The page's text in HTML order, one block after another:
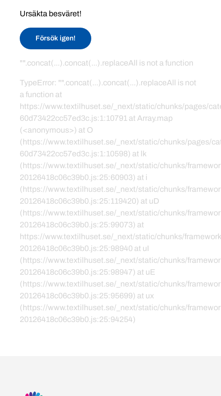
Ursäkta besväret!
Försök igen!
"".concat(...).concat(...).replaceAll is not a function
TypeError: "".concat(...).concat(...).replaceAll is not
a function at
https://www.textilhuset.se/_next/static/chunks/pages/
60d73422cc57ed3c.js:1:10791 at Array.map
(<anonymous>) at O
(https://www.textilhuset.se/_next/static/chunks/pages/
60d73422cc57ed3c.js:1:10598) at lk
(https://www.textilhuset.se/_next/static/chunks/
20126418c06c39b0.js:25:60903) at i
(https://www.textilhuset.se/_next/static/chunks/
20126418c06c39b0.js:25:119420) at uD
(https://www.textilhuset.se/_next/static/chunks/
20126418c06c39b0.js:25:99073) at
https://www.textilhuset.se/_next/static/chunks/
20126418c06c39b0.js:25:98940 at uI
(https://www.textilhuset.se/_next/static/chunks/
20126418c06c39b0.js:25:98947) at uE
(https://www.textilhuset.se/_next/static/chunks/
20126418c06c39b0.js:25:95699) at ux
(https://www.textilhuset.se/_next/static/chunks/
20126418c06c39b0.js:25:94254)